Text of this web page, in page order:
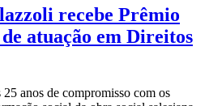
recebe Prêmio
atuação em Direitos
anos de compromisso com os